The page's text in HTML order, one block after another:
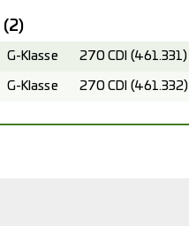
(2)
G-Klasse 270 CDI (461.331)
G-Klasse 270 CDI (461.332)